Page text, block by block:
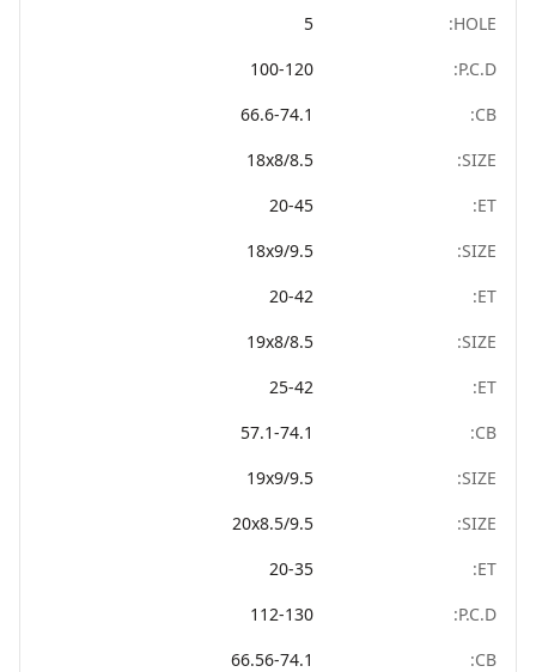
HOLE:
5
P.C.D:
100-120
CB:
66.6-74.1
SIZE:
18x8/8.5
ET:
20-45
SIZE:
18x9/9.5
ET:
20-42
SIZE:
19x8/8.5
ET:
25-42
CB:
57.1-74.1
SIZE:
19x9/9.5
SIZE:
20x8.5/9.5
ET:
20-35
P.C.D:
112-130
CB:
66.56-74.1